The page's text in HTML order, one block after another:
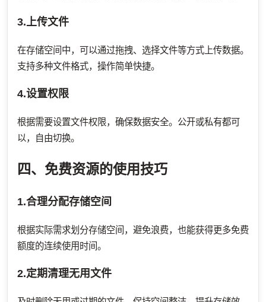
3.上传文件
在存储空间中，可以通过拖拽、选择文件等方式上传数据。
支持多种文件格式，操作简单快捷。
4.设置权限
根据需要设置文件权限，确保数据安全。公开或私有都可
以，自由切换。
四、免费资源的使用技巧
1.合理分配存储空间
根据实际需求划分存储空间，避免浪费，也能获得更多免费
额度的连续使用时间。
2.定期清理无用文件